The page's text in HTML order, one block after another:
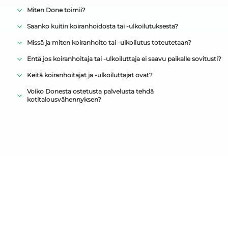
Miten Done toimii?
Saanko kuitin koiranhoidosta tai -ulkoilutuksesta?
Missä ja miten koiranhoito tai -ulkoilutus toteutetaan?
Entä jos koiranhoitaja tai -ulkoiluttaja ei saavu paikalle sovitusti?
Keitä koiranhoitajat ja -ulkoiluttajat ovat?
Voiko Donesta ostetusta palvelusta tehdä
kotitalousvähennyksen?